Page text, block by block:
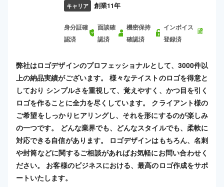
キャリア 創業11年
身分証確
認済
面談確
認済
機密保持
確認済
インボイス
登録済
弊社はロゴデザインのプロフェッショナルとして、3000件以
上の納品実績がございます。 様々なテイストのロゴを得意と
しており シンプルさを重視して、覚えやすく、かつ目を引く
ロゴを作ることに全力を尽くしています。 クライアント様の
ご希望をしっかりヒアリングし、それを形にするのが楽しみ
の一つです。 どんな業界でも、どんなスタイルでも、柔軟に
対応できる自信があります。 ロゴデザインはもちろん、名刺
や封筒などに関するご相談があればお気軽にお問い合わせく
ださい。 お客様のビジネスにおける、最高のロゴ作成をサポ
ートいたします。